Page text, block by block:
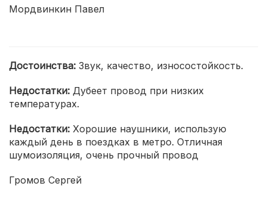
Мордвинкин Павел
Достоинства: Звук, качество, износостойкость.
Недостатки: Дубеет провод при низких
температурах.
Недостатки: Хорошие наушники, использую
каждый день в поездках в метро. Отличная
шумоизоляция, очень прочный провод
Громов Сергей